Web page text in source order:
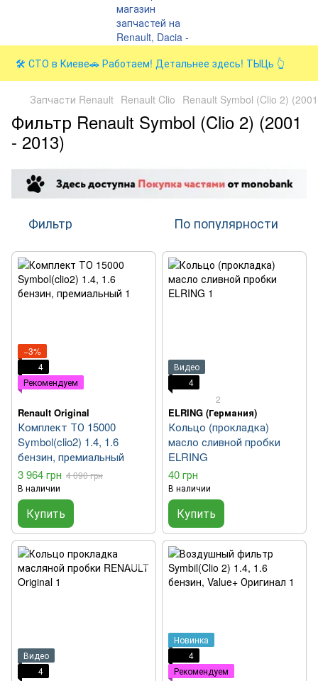
🛠️ СТО в Киеве🚗 Работаем! Детальнее здесь! ТЫЦь 👆
Запчасти Renault Renault Clio Renault Symbol (Clio 2)
Фильтр Renault Symbol (Clio 2) (2001
- 2013)
Фильтр По популярности
−3%
4
Рекомендуем
Renault Original
Комплект ТО 15000
Symbol(clio2) 1.4, 1.6
бензин, премиальный
3 964 грн 4 090 грн
В наличии
Купить
Видео
4
2
ELRING (Германия)
Кольцо (прокладка)
масло сливной пробки
ELRING
40 грн
В наличии
Купить
Видео
4
Новинка
4
Рекомендуем